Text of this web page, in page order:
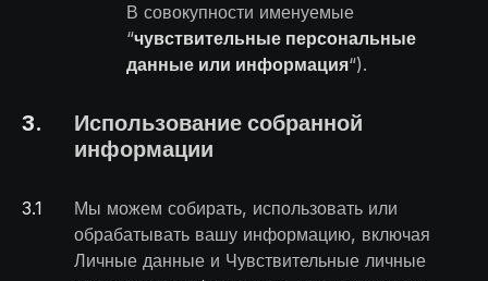
В совокупности именуемые
“чувствительные персональные
данные или информация“).
3.
Использование собранной
информации
3.1
Мы можем собирать, использовать или
обрабатывать вашу информацию, включая
Личные данные и Чувствительные личные